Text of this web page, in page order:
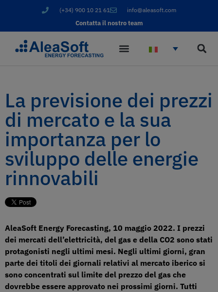
(+34) 900 10 21 61 info@aleasoft.com
Contatta il nostro team
La previsione dei prezzi
di mercato e la sua
importanza per lo
sviluppo delle energie
rinnovabili
AleaSoft Energy Forecasting, 10 maggio 2022. I prezzi
dei mercati dell’elettricità, del gas e della CO2 sono stati
protagonisti negli ultimi mesi. Negli ultimi giorni, gran
parte dei titoli dei giornali relativi al mercato iberico si
sono concentrati sul limite del prezzo del gas che
dovrebbe essere approvato nei prossimi giorni. Tutti